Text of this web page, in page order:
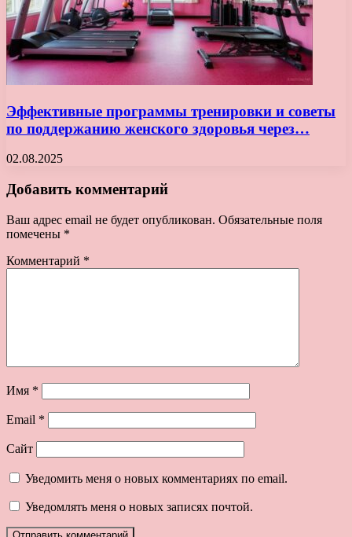
Эффективные программы тренировки и советы
по поддержанию женского здоровья через…
02.08.2025
Добавить комментарий
Ваш адрес email не будет опубликован. Обязательные поля
помечены *
Комментарий *
Имя *
Email *
Сайт
Уведомить меня о новых комментариях по email.
Уведомлять меня о новых записях почтой.